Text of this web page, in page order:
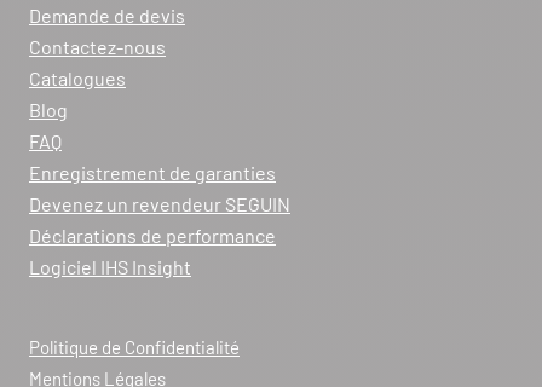
Demande de devis
Contactez-nous
Catalogues
Blog
FAQ
Enregistrement de garanties
Devenez un revendeur SEGUIN
Déclarations de performance
Logiciel IHS Insight
Politique de Confidentialité
Mentions Légales